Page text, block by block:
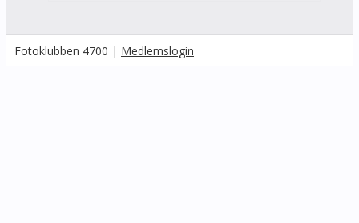
Fotoklubben 4700 | Medlemslogin